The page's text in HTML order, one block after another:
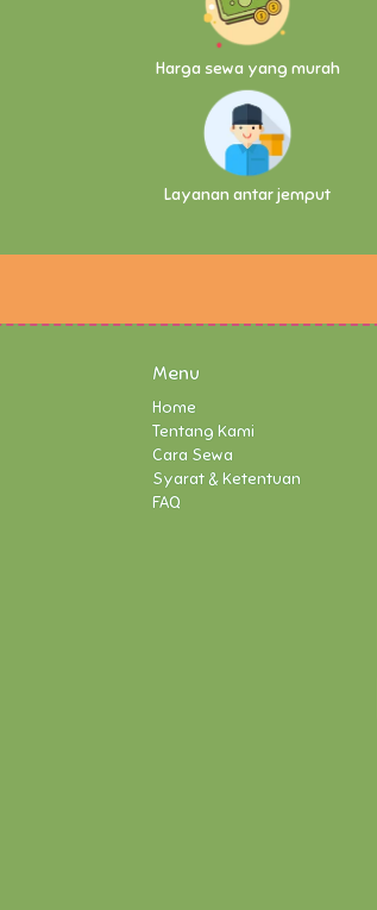
Harga sewa yang murah
Layanan antar jemput
Menu
Home
Tentang Kami
Cara Sewa
Syarat & Ketentuan
FAQ